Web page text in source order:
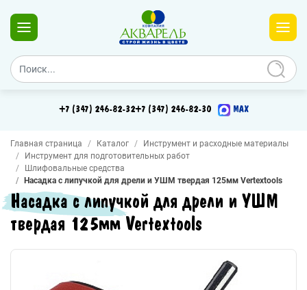
+7 (347) 246-82-32+7 (347) 246-82-30 MAX
Главная страница Каталог
Инструмент и расходные материалы
Инструмент для подготовительных работ
Шлифовальные средства
Насадка с липучкой для дрели и УШМ твердая 125мм Vertextools
Насадка с липучкой для дрели и УШМ
твердая 125мм Vertextools